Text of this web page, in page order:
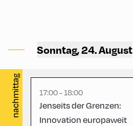
Sonntag, 24. August
nachmittag
Saal
17:00 - 18:00
Jenseits der Grenzen:
Innovation europaweit